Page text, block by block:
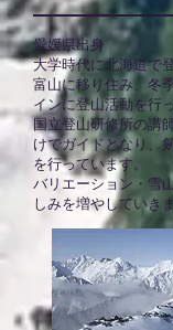
愛媛県出身
大学時代に北海道で
富山に移り住み、冬
インに登山活動を行
国立登山研修所の講
けでガイドとなり、
を行っています。
バリエーション・雪
しみを増やしていき